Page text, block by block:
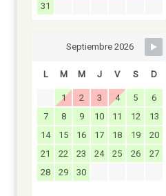
31
Septiembre 2026
L M M J V S D
1 2 3 4 5
6
7
8 9 10 11 12
13
14
15 16 17 18 19
20
21
22 23 24 25 26
27
28
29 30